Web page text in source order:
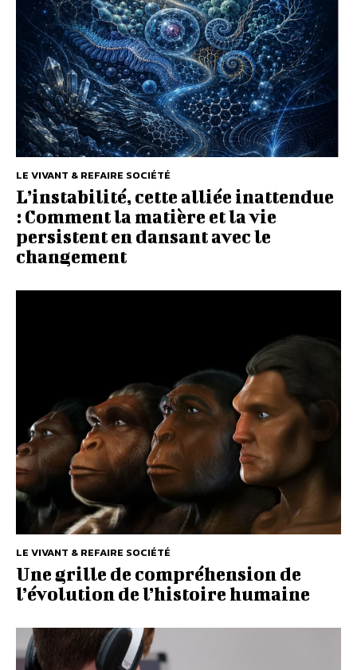
LE VIVANT & REFAIRE SOCIÉTÉ
L’instabilité, cette alliée inattendue
: Comment la matière et la vie
persistent en dansant avec le
changement
LE VIVANT & REFAIRE SOCIÉTÉ
Une grille de compréhension de
l’évolution de l’histoire humaine